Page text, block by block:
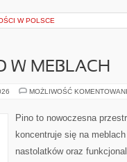
W POLSCE
W MEBLACH
MOŻLIWOŚĆ
Pino to nowoczesna
koncentruje się na
nastolatków oraz